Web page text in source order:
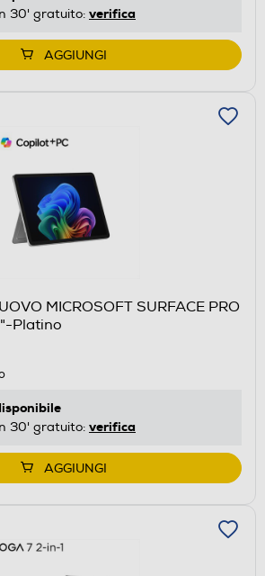
30' gratuito: verifica
AGGIUNGI
MICROSOFT SURFACE PRO
Platino
30' gratuito: verifica
AGGIUNGI